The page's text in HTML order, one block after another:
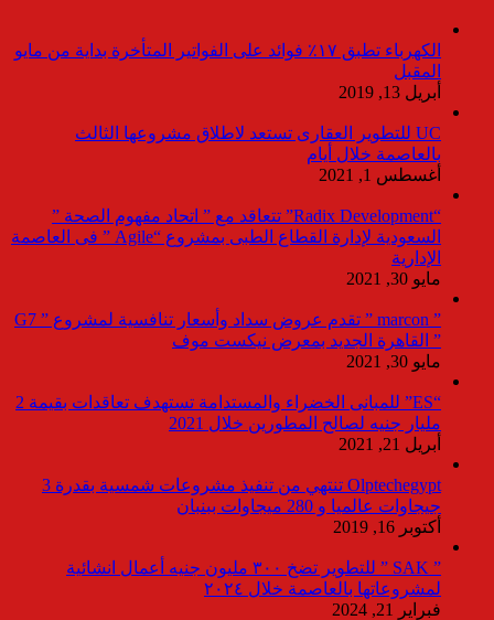
الكهرباء تطبق ١٧٪ فوائد على الفواتير المتأخرة بداية من مايو
المقبل
أبريل 13, 2019
UC للتطوير العقارى تستعد لاطلاق مشروعها الثالث
بالعاصمة خلال أيام
أغسطس 1, 2021
“Radix Development” تتعاقد مع ” اتحاد مفهوم الصحة ”
السعودية لإدارة القطاع الطبى بمشروع “Agile ” فى العاصمة
الإدارية
مايو 30, 2021
” marcon ” تقدم عروض سداد وأسعار تنافسية لمشروع ” G7
” القاهرة الجديد بمعرض نيكست موف
مايو 30, 2021
“ES” للمبانى الخضراء والمستدامة تستهدف تعاقدات بقيمة 2
مليار جنيه لصالح المطورين خلال 2021
أبريل 21, 2021
Olptechegypt تنتهي من تنفيذ مشروعات شمسية بقدرة 3
جيجاوات عالميا و 280 ميجاوات ببنبان
أكتوبر 16, 2019
” SAK ” للتطوير تضخ ٣٠٠ مليون جنيه أعمال انشائية
لمشروعاتها بالعاصمة خلال ٢٠٢٤
فبراير 21, 2024